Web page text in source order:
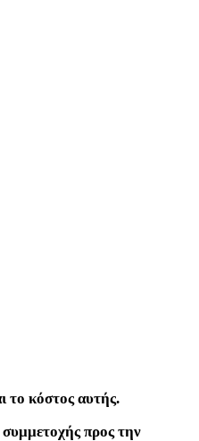
το κόστος αυτής.
προς την